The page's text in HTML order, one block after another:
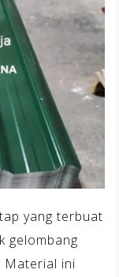
yang terbuat
gelombang
Material ini